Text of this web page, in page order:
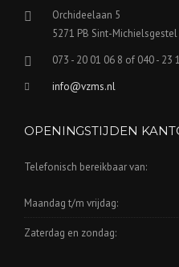
Orchideelaan 5
5271 PB Sint-Michielsgestel
073 - 20 01 06 8 of 040 - 23
info@vzms.nl
OPENINGSTIJDEN
Telefonisch bereikbaar van:
Maandag t/m vrijdag:
Zaterdag en zondag: